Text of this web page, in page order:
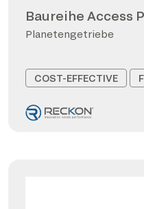
Baureihe Access
Planetengetriebe
COST-EFFECTIVE